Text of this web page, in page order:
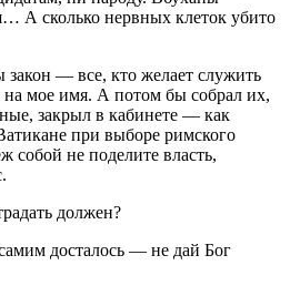
А сколько нервных клеток убито
закон — все, кто желает служить
на мое имя. А потом бы собрал их,
закрыл в кабинете — как
при выборе римского
не поделите власть,
должен?
досталось — не дай Бог